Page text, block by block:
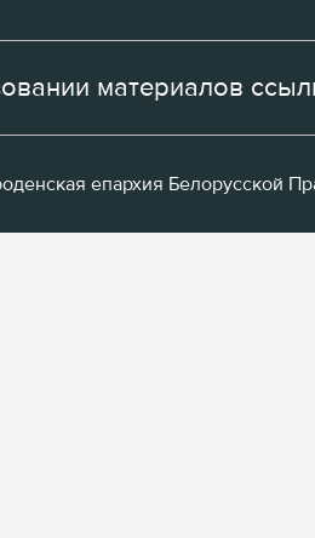
материалов
епархия Белорусской